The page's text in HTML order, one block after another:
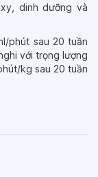
dinh dưỡng và
phút sau 20 tuần
với trọng lượng
kg sau 20 tuần